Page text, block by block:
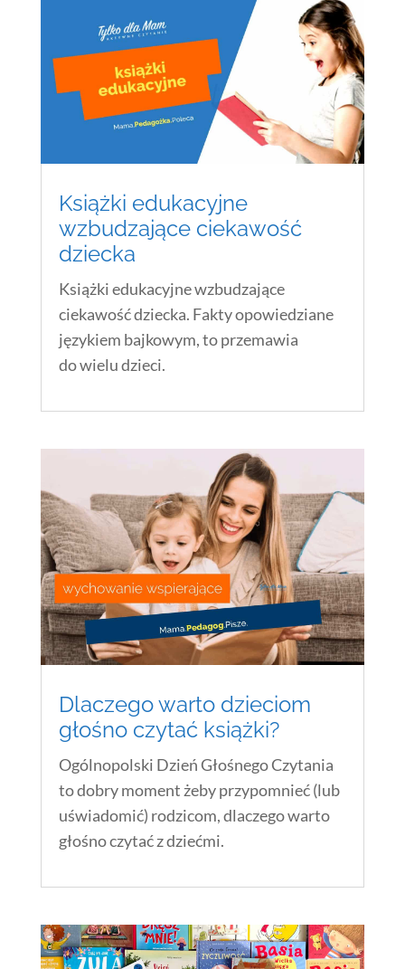
Książki edukacyjne
wzbudzające ciekawość
dziecka
Książki edukacyjne wzbudzające
ciekawość dziecka. Fakty opowiedziane
językiem bajkowym, to przemawia
do wielu dzieci.
Dlaczego warto dzieciom
głośno czytać książki?
Ogólnopolski Dzień Głośnego Czytania
to dobry moment żeby przypomnieć (lub
uświadomić) rodzicom, dlaczego warto
głośno czytać z dziećmi.